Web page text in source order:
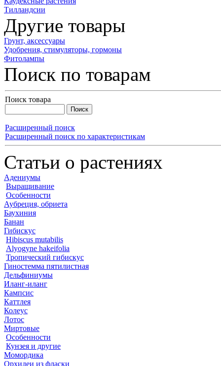
Тилландсии
Другие товары
Грунт, аксессуары
Удобрения, стимуляторы, гормоны
Фитолампы
Поиск по товарам
Поиск товара
Расширенный поиск
Расширенный поиск по характеристикам
Статьи о растениях
Адениумы
Выращивание
Особенности
Аубреция, обриета
Баухиния
Банан
Гибискус
Hibiscus mutabilis
Alyogyne hakeifolia
Тропический гибискус
Гиностемма пятилистная
Дельфиниумы
Иланг-иланг
Кампсис
Каттлея
Колеус
Лотос
Миртовые
Особенности
Кунзея и другие
Момордика
Орхидеи из фласки